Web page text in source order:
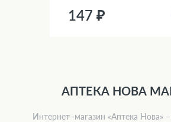
147 ₽
АПТЕКА НОВА
Интернет–магазин «Аптека Нова»